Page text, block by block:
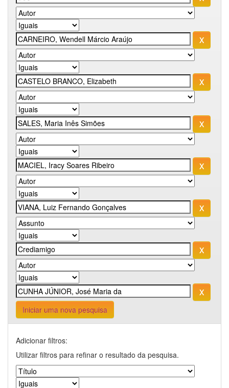
Iniciar uma nova pesquisa
Adicionar filtros:
Utilizar filtros para refinar o resultado da pesquisa.